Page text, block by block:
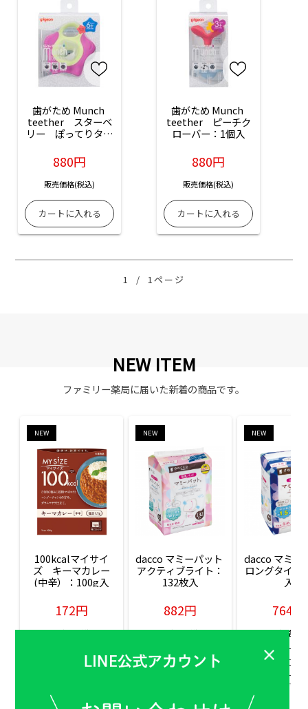
歯がため Munch
teether　スターベ
リー　ぽってりタイ
880円
販売価格(税込)
歯がため Munch
teether　ピーチク
ローバー：1個入
880円
販売価格(税込)
1 / 1ページ
NEW ITEM
ファミリー薬局に届いた新着の商品です。
NEW
100kcalマイサイ
ズ　キーマカレー
(中辛）：100g入
172円
販売価格(税込)
NEW
dacco マミーパット
アクティブライト：
132枚入
882円
販売価格(税込)
NEW
dacco マミー
ロングタイム
入
764円
販売価格(税